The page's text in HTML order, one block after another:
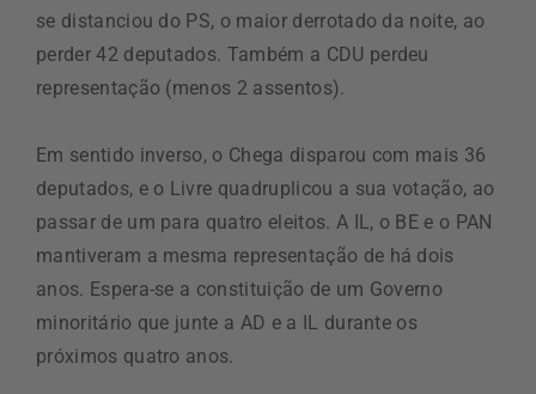
se distanciou do PS, o maior derrotado da noite, ao
perder 42 deputados. Também a CDU perdeu
representação (menos 2 assentos).
Em sentido inverso, o Chega disparou com mais 36
deputados, e o Livre quadruplicou a sua votação, ao
passar de um para quatro eleitos. A IL, o BE e o PAN
mantiveram a mesma representação de há dois
anos. Espera-se a constituição de um Governo
minoritário que junte a AD e a IL durante os
próximos quatro anos.